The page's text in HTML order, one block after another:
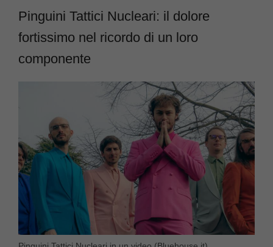
Pinguini Tattici Nucleari: il dolore
fortissimo nel ricordo di un loro
componente